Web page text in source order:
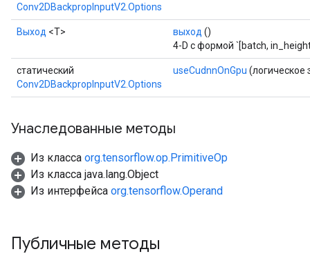
Conv2DBackpropInputV2.Options
Выход <Т> выход ()
4-D с формой `[batch,
статический
Conv2DBackpropInputV2.Options
useCudnnOnGpu (логическое
Унаследованные методы
Из класса org.tensorflow.op.PrimitiveOp
Из класса java.lang.Object
Из интерфейса org.tensorflow.Operand
Публичные методы